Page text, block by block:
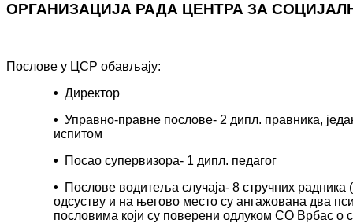
ОРГАНИЗАЦИЈА РАДА ЦЕНТРА ЗА
Послове у ЦСР обављају:
• Директор
• Управно-правне послове- 2 дипл. правника,
испитом
•
Посао супервизора- 1 дипл. педагог
•
Послове водитеља случаја- 8 стручних радника
одсуству и на његово место су ангажована два
пословима који су поверени одлуком СО Врбас о